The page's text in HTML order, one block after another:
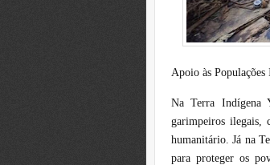
Apoio às Populações
Na Terra Indígena
garimpeiros ilegais,
humanitário. Já na
para proteger os